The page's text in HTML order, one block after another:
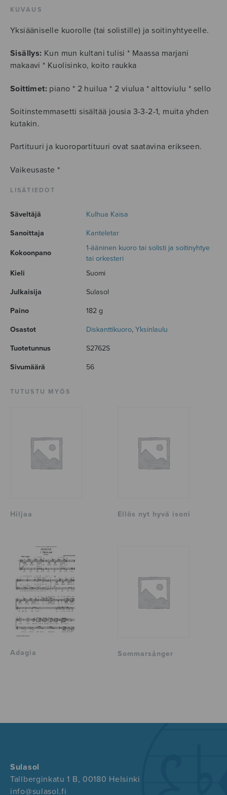
KUVAUS
Yksiääniselle kuorolle (tai solistille) ja soitinyhtyeelle.
Sisällys: Kun mun kultani tulisi * Maassa marjani
makaavi * Kuolisinko, koito raukka
Soittimet: piano * 2 huilua * 2 viulua * alttoviulu * sello
Soitinstemmasetti sisältää jousia 3-3-2-1, muita yhden
kutakin.
Partituuri ja kuoropartituuri ovat saatavina erikseen.
Vaikeusaste *
LISÄTIEDOT
Säveltäjä Kulhua Kaisa
Sanoittaja Kanteletar
Kokoonpano
1-ääninen kuoro tai solisti ja soitinyhtye
tai orkesteri
Kieli
Suomi
Julkaisija Sulasol
Paino 182 g
Osastot Diskanttikuoro, Yksinlaulu
Tuotetunnus S2762S
Sivumäärä 56
TUTUSTU MYÖS
Hiljaa Ellös nyt hyvä isoni
Adagia Sommarsånger
Sulasol
Tallberginkatu 1 B, 00180 Helsinki
info@sulasol.fi